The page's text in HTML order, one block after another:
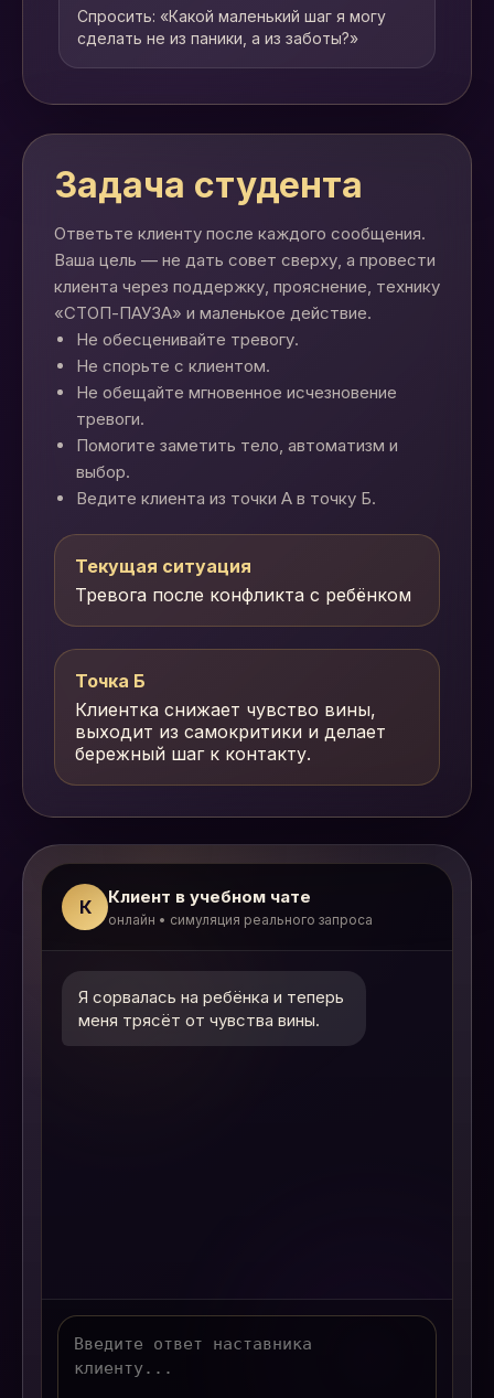
Спросить: «Какой маленький шаг я могу
сделать не из паники, а из заботы?»
Задача студента
Ответьте клиенту после каждого сообщения.
Ваша цель — не дать совет сверху, а провести
клиента через поддержку, прояснение, технику
«СТОП-ПАУЗА» и маленькое действие.
Не обесценивайте тревогу.
Не спорьте с клиентом.
Не обещайте мгновенное исчезновение
тревоги.
Помогите заметить тело, автоматизм и
выбор.
Ведите клиента из точки А в точку Б.
Текущая ситуация
Тревога после конфликта с ребёнком
Точка Б
Клиентка снижает чувство вины,
выходит из самокритики и делает
бережный шаг к контакту.
К Клиент в учебном чате
онлайн • симуляция реального запроса
Я сорвалась на ребёнка и теперь
меня трясёт от чувства вины.